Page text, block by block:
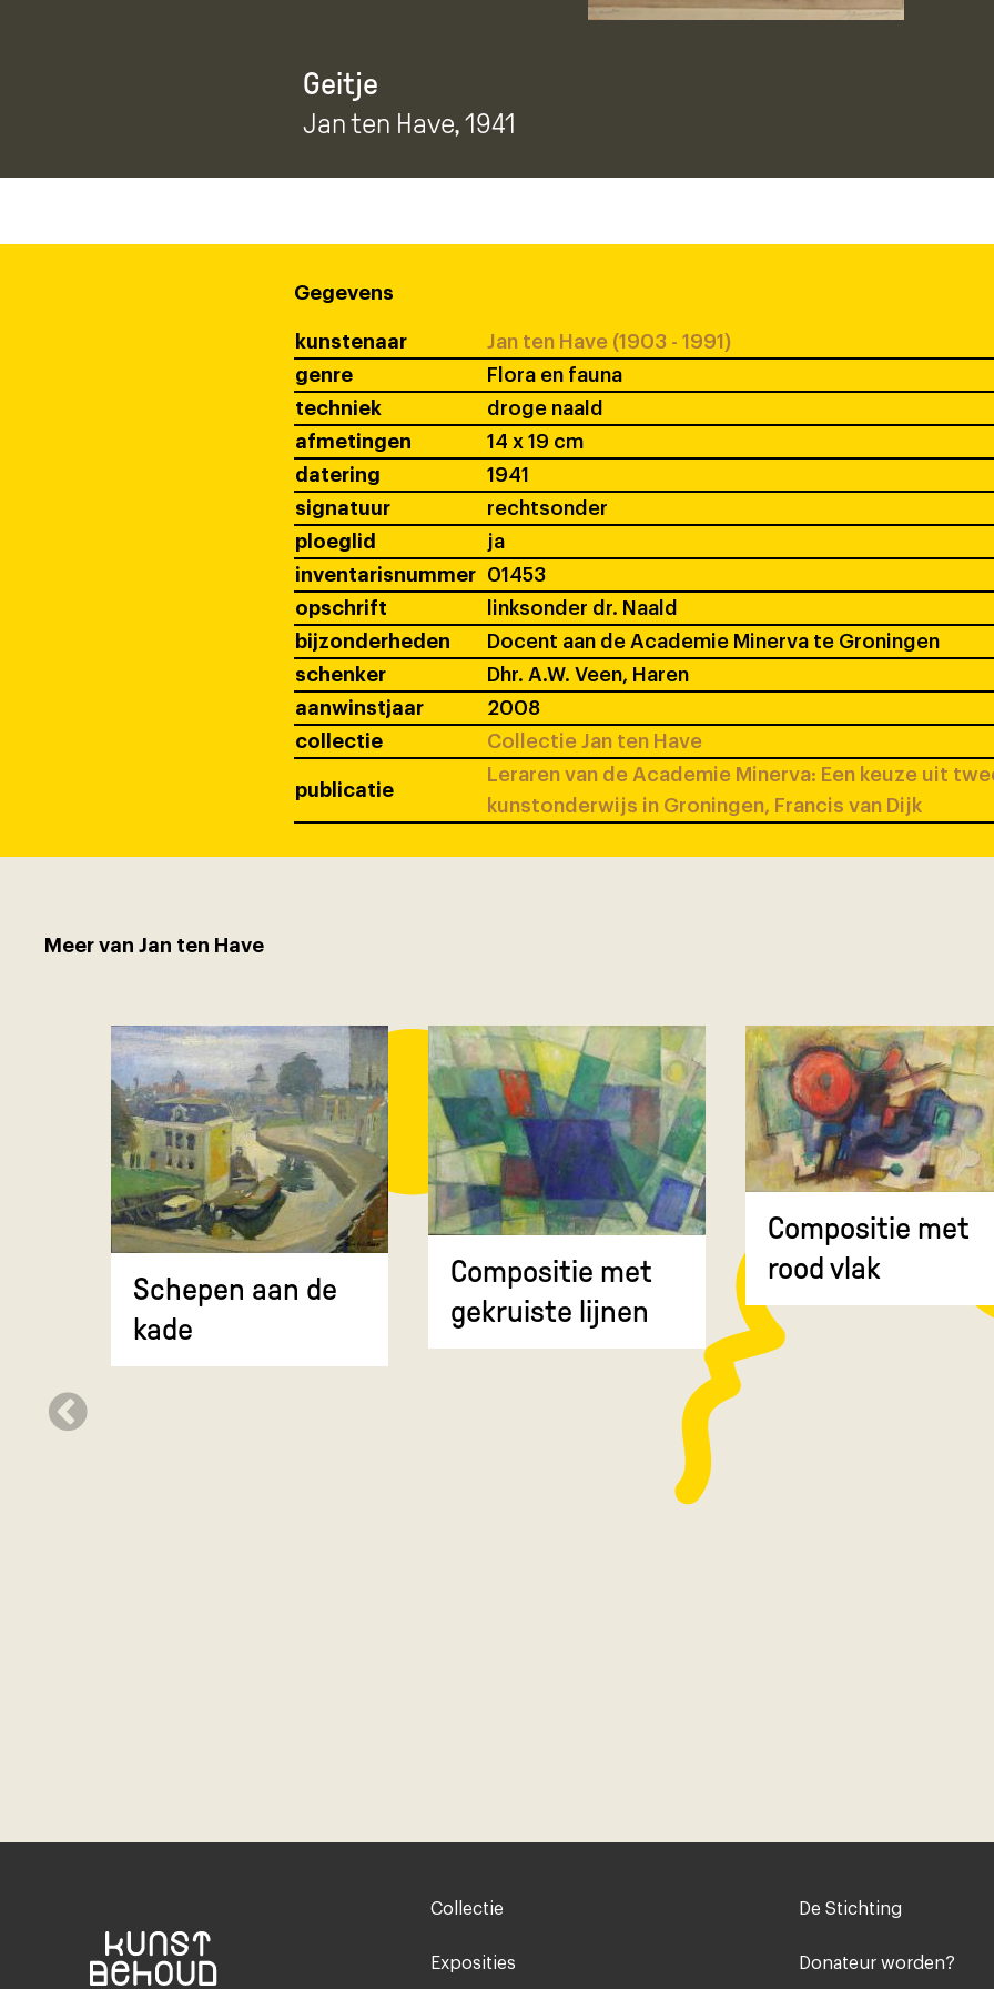
Geitje
Jan ten Have, 1941
Gegevens
kunstenaar
Jan ten Have (1903 - 1991)
genre
Flora en fauna
techniek
droge naald
afmetingen
14 x 19 cm
datering
1941
signatuur
rechtsonder
ploeglid
ja
inventarisnummer
01453
opschrift
linksonder dr. Naald
bijzonderheden
Docent aan de Academie Minerva te Groningen
schenker
Dhr. A.W. Veen, Haren
aanwinstjaar
2008
collectie
Collectie Jan ten Have
publicatie
Leraren van de Academie Minerva: Een keuze uit
kunstonderwijs in Groningen, Francis van Dijk
Meer van Jan ten Have
Schepen aan de
kade
Compositie met
gekruiste lijnen
Compositie met
rood vlak
Footer-
Collectie
Exposities
Voet
De Stichting
Donateur worden?